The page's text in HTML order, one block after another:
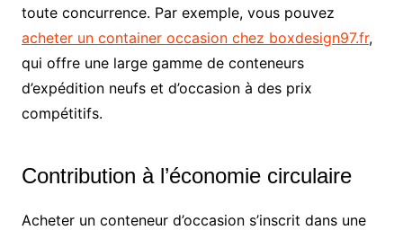
toute concurrence. Par exemple, vous pouvez
acheter un container occasion chez boxdesign97.fr,
qui offre une large gamme de conteneurs
d’expédition neufs et d’occasion à des prix
compétitifs.
Contribution à l’économie circulaire
Acheter un conteneur d’occasion s’inscrit dans une